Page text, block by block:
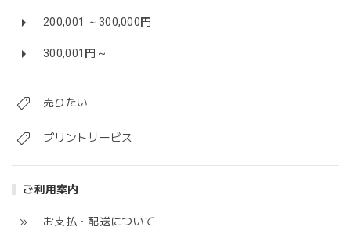
200,001 ～300,000円
300,001円～
売りたい
プリントサービス
ご利用案内
お支払・配送について